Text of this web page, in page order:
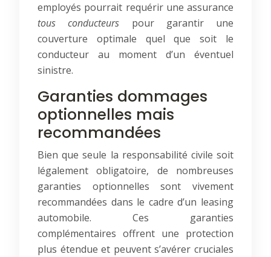
employés pourrait requérir une assurance
tous conducteurs pour garantir une
couverture optimale quel que soit le
conducteur au moment d’un éventuel
sinistre.
Garanties dommages
optionnelles mais
recommandées
Bien que seule la responsabilité civile soit
légalement obligatoire, de nombreuses
garanties optionnelles sont vivement
recommandées dans le cadre d’un leasing
automobile. Ces garanties
complémentaires offrent une protection
plus étendue et peuvent s’avérer cruciales